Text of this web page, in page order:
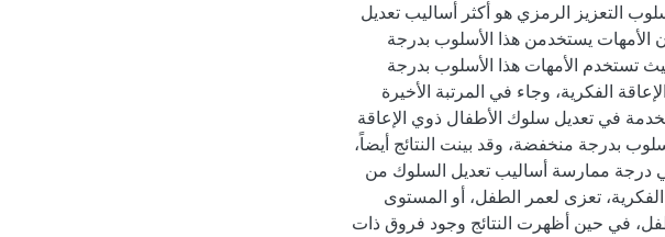
التعزيز الرمزي هو أكثر أساليب تعديل
الأمهات يستخدمن هذا الأسلوب بدرجة
تستخدم الأمهات هذا الأسلوب بدرجة
الفكرية، وجاء في المرتبة الأخيرة
في تعديل سلوك الأطفال ذوي الإعاقة
بدرجة منخفضة، وقد بينت النتائج أيضاً،
درجة ممارسة أساليب تعديل السلوك من
تعزى لعمر الطفل، أو المستوى
في حين أظهرت النتائج وجود فروق ذات